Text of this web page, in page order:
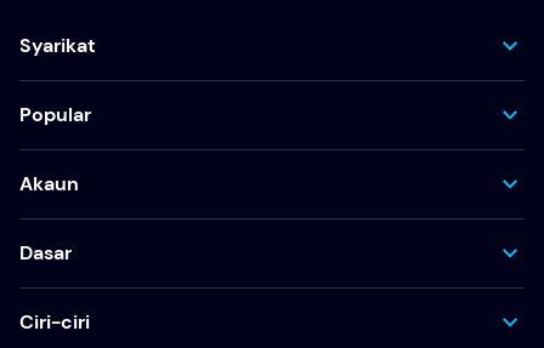
Syarikat
Popular
Akaun
Dasar
Ciri-ciri